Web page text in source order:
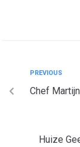
PREVIOUS
Chef
Huize